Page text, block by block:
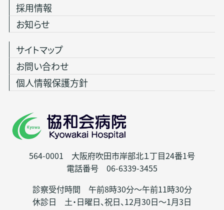
564-0001 大阪府吹田市岸部北１丁目24番1号
電話番号 06-6339-3455
診察受付時間 午前8時30分～午前11時30分
休診日 土・日曜日、祝日、12月30日～1月3日
採用情報
お知らせ
サイトマップ
お問い合わせ
個人情報保護方針